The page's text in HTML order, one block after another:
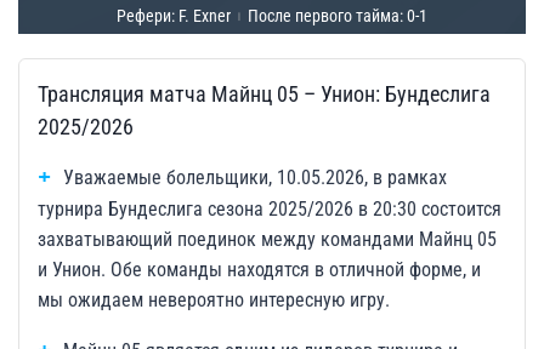
Рефери: F. Exner После первого тайма: 0-1
Трансляция матча Майнц 05 – Унион: Бундеслига
2025/2026
Уважаемые болельщики, 10.05.2026, в рамках
турнира Бундеслига сезона 2025/2026 в 20:30 состоится
захватывающий поединок между командами Майнц 05
и Унион. Обе команды находятся в отличной форме, и
мы ожидаем невероятно интересную игру.